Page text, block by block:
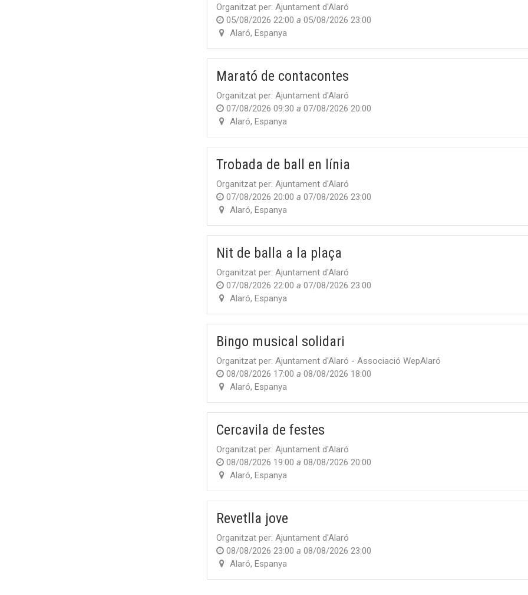
Organitzat per: Ajuntament d'Alaró
05/08/2026 22:00 a 05/08/2026 23:00
Alaró,Espanya
Marató de contacontes
Organitzat per: Ajuntament d'Alaró
07/08/2026 09:30 a 07/08/2026 20:00
Alaró,Espanya
Trobada de ball en línia
Organitzat per: Ajuntament d'Alaró
07/08/2026 20:00 a 07/08/2026 23:00
Alaró,Espanya
Nit de balla a la plaça
Organitzat per: Ajuntament d'Alaró
07/08/2026 22:00 a 07/08/2026 23:00
Alaró,Espanya
Bingo musical solidari
Organitzat per: Ajuntament d'Alaró - Associació WepAlaró
08/08/2026 17:00 a 08/08/2026 18:00
Alaró,Espanya
Cercavila de festes
Organitzat per: Ajuntament d'Alaró
08/08/2026 19:00 a 08/08/2026 20:00
Alaró,Espanya
Revetlla jove
Organitzat per: Ajuntament d'Alaró
08/08/2026 23:00 a 08/08/2026 23:00
Alaró,Espanya